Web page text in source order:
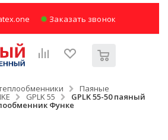
Заказать звонок
Паяные
GPLK 55 GPLK 55-50 паяный
Функе